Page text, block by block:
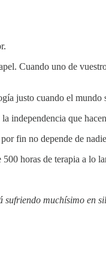
Cuando uno de
justo cuando el
independencia que
fin no depende de
500 horas de terapia a lo
muchísimo en